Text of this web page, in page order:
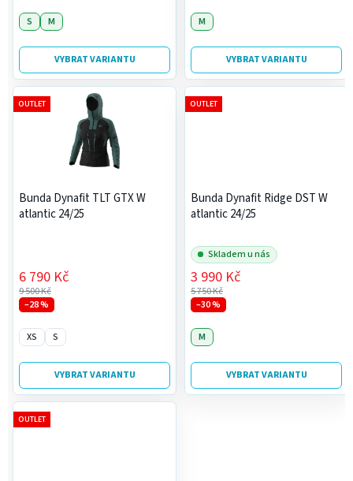
VYBRAT VARIANTU
S M
VYBRAT VARIANTU
M
Bunda Dynafit TLT GTX W
atlantic 24/25
9 500 Kč
6 790 Kč
–28 %
VYBRAT VARIANTU
OUTLET
XS S
Bunda Dynafit Ridge DST W
atlantic 24/25
Skladem u nás
5 750 Kč
3 990 Kč
–30 %
VYBRAT VARIANTU
OUTLET
M
OUTLET